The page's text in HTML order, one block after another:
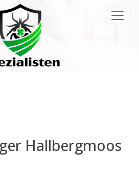
Hallbergmoos